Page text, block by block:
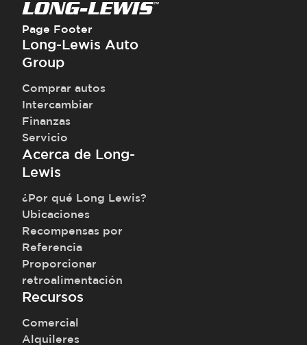
Page Footer
Long-Lewis Auto
Group
Comprar autos
Intercambiar
Finanzas
Servicio
Acerca de Long-
Lewis
¿Por qué Long Lewis?
Ubicaciones
Recompensas por
Referencia
Proporcionar
retroalimentación
Recursos
Comercial
Alquileres